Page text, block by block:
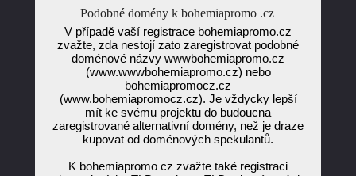
Podobné domény k bohemiapromo .cz
V případě vaší registrace bohemiapromo.cz
zvažte, zda nestojí zato zaregistrovat podobné
doménové názvy wwwbohemiapromo.cz
(www.wwwbohemiapromo.cz) nebo
bohemiapromocz.cz
(www.bohemiapromocz.cz). Je vždycky lepší
mít ke svému projektu do budoucna
zaregistrované alternativní domény, než je draze
kupovat od doménových spekulantů.
K bohemiapromo cz zvažte také registraci